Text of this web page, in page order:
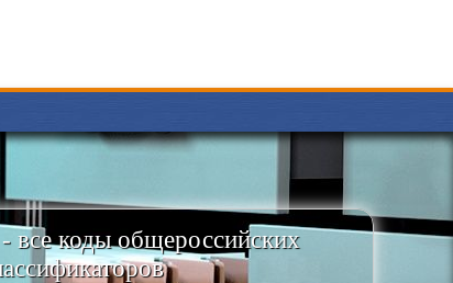
все коды общероссийских